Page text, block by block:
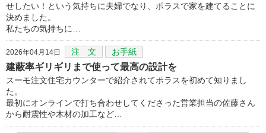
せしたい！という気持ちに夫婦でなり、ポラスで家を建てることに
決めました。
私たちの気持ちに…
2026年04月14日 注 文 お手紙
建蔽率ギリギリまで使って最高の設計を
スーモ注文住宅カウンターで紹介されてポラスを初めて知りまし
た。
最初にオンラインで打ち合わせしてくださった営業担当の佐藤さん
から耐震性や木材の加工など…